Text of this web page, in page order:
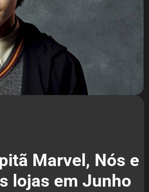
Marvel, Nós e
lojas em Junho